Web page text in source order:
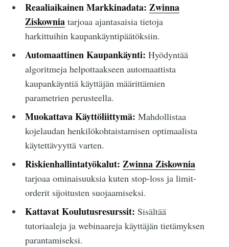
Reaaliaikainen Markkinadata: Zwinna
Ziskowniatarjoaa ajantasaisia tietoja
harkittuihin kaupankäyntipäätöksiin.
Automaattinen Kaupankäynti: Hyödyntää
algoritmeja helpottaakseen automaattista
kaupankäyntiä käyttäjän määrittämien
parametrien perusteella.
Muokattava Käyttöliittymä: Mahdollistaa
kojelaudan henkilökohtaistamisen optimaalista
käytettävyyttä varten.
Riskienhallintatyökalut: Zwinna Ziskownia
tarjoaa ominaisuuksia kuten stop-loss ja limit-
orderit sijoitusten suojaamiseksi.
Kattavat Koulutusresurssit: Sisältää
tutoriaaleja ja webinaareja käyttäjän tietämyksen
parantamiseksi.